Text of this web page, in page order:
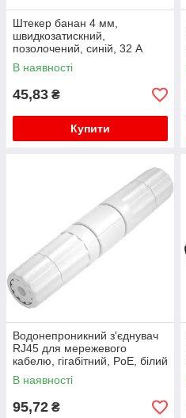
Штекер банан 4 мм,
швидкозатискний,
позолочений, синій, 32 А
В наявності
45,83 ₴
Купити
Водонепроникний з'єднувач
RJ45 для мережевого
кабелю, гігабітний, PoE, білий
В наявності
95,72 ₴